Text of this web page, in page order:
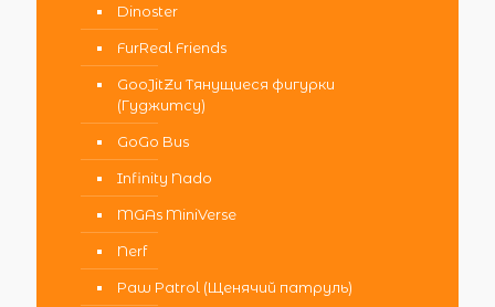
Dinoster
FurReal Friends
GooJitZu Тянущиеся фигурки
(Гуджитсу)
GoGo Bus
Infinity Nado
MGAs MiniVerse
Nerf
Paw Patrol (Щенячий патруль)